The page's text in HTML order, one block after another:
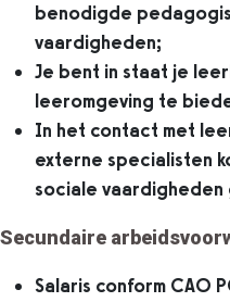
benodigde
vaardigheden;
Je bent in staat je
leeromgeving te
In het contact met
externe specialisten
sociale vaardigheden
Secundaire
Salaris conform CAO